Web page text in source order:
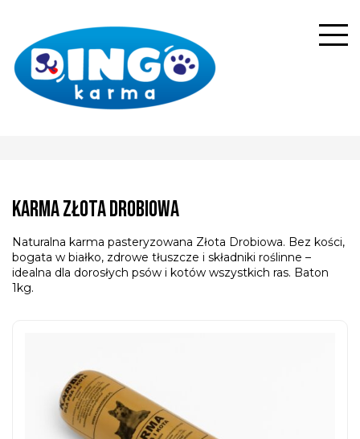
Karma Złota Drobiowa
Naturalna karma pasteryzowana Złota Drobiowa. Bez kości,
bogata w białko, zdrowe tłuszcze i składniki roślinne –
idealna dla dorosłych psów i kotów wszystkich ras. Baton
1kg.